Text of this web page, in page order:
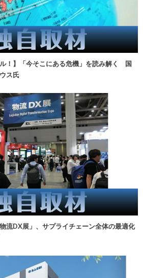
ル！】「今そこにある危機」を読み解く 国
ス氏
流DX展」、サプライチェーン全体の最適化